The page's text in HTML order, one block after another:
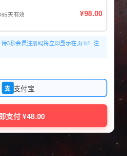
天有效 ¥98.00
3秒会员注册码将立即显示在页面！注
支 支付宝
支付 ¥48.00